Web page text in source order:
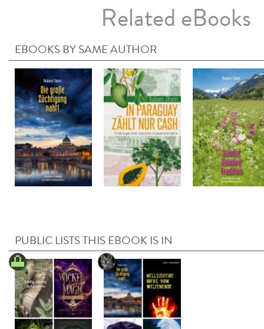
Related eBooks
EBOOKS BY SAME AUTHOR
PUBLIC LISTS THIS EBOOK IS IN